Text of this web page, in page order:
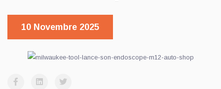
10 Novembre 2025